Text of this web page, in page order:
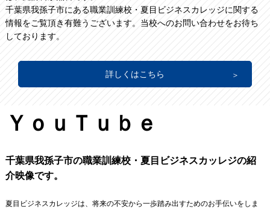
千葉県我孫子市にある職業訓練校・夏目ビジネスカレッジに関する
情報をご覧頂き有難うございます。当校へのお問い合わせをお待ち
しております。
詳しくはこちら
ＹｏｕＴｕｂｅ
千葉県我孫子市の職業訓練校・夏目ビジネスカッレジの紹
介映像です。
夏目ビジネスカレッジは、将来の不安から一歩踏み出すためのお手伝いをしま